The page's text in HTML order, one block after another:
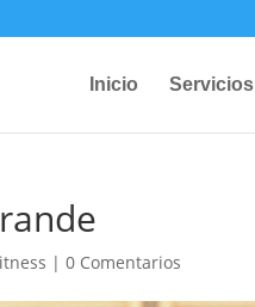
Inicio Servicios
|0 Comentarios